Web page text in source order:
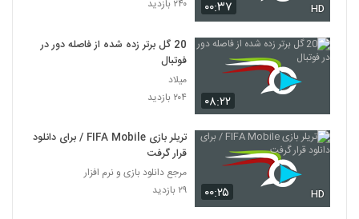
۰۰:۳۷ HD
۲۴۰ بازدید
۰۸:۲۲
20 گل برتر زده شده از فاصله دور در
فوتبال
میلاد
۲۰۴ بازدید
۰۰:۲۵ HD
تریلر بازی FIFA Mobile / برای دانلود
قرار گرفت
مرجع دانلود بازی و نرم افزار
۲۹ بازدید